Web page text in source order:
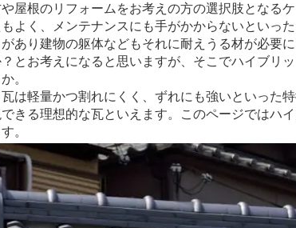
屋根のリフォームをお考えの方の選択肢となるケ
よく、メンテナンスにも手がかからないといっ
あり建物の躯体などもそれに耐えうる材が必要
とお考えになると思いますが、そこでハイブリ
。
は軽量かつ割れにくく、ずれにも強いといった
きる理想的な瓦といえます。このページではハ
。